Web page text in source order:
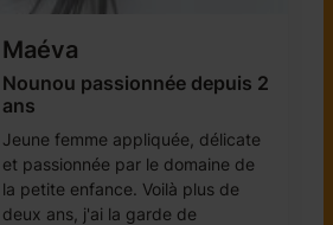
Maéva
Nounou passionnée depuis 2
ans
Jeune femme appliquée, délicate
et passionnée par le domaine de
la petite enfance. Voilà plus de
deux ans, j'ai la garde de